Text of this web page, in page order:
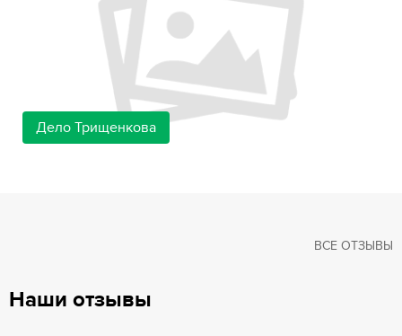
Дело Трищенкова
Наши отзывы
ВСЕ ОТЗЫВЫ